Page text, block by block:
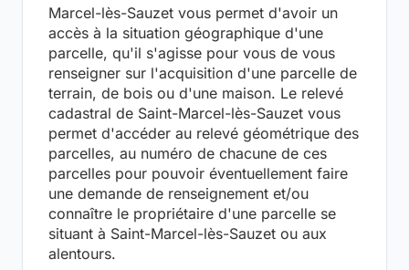
Marcel-lès-Sauzet vous permet d'avoir un
accès à la situation géographique d'une
parcelle, qu'il s'agisse pour vous de vous
renseigner sur l'acquisition d'une parcelle de
terrain, de bois ou d'une maison. Le relevé
cadastral de Saint-Marcel-lès-Sauzet vous
permet d'accéder au relevé géométrique des
parcelles, au numéro de chacune de ces
parcelles pour pouvoir éventuellement faire
une demande de renseignement et/ou
connaître le propriétaire d'une parcelle se
situant à Saint-Marcel-lès-Sauzet ou aux
alentours.